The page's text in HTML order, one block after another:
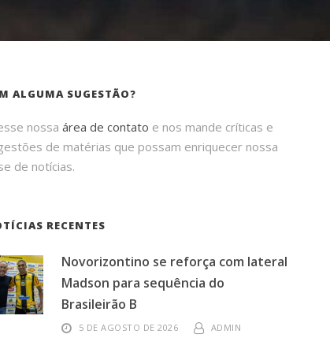
ALGUMA SUGESTÃO?
nossaárea de contato e nos mande críticas e
de matérias que possam enriquecer nossa
de notícias.
RECENTES
Novorizontino se reforça com lateral
Madson para sequência do
Brasileirão B
5 DE AGOSTO DE 2026 ADMIN